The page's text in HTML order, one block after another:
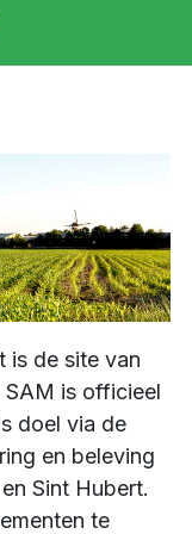
is de site van
is officieel
doel via de
en beleving
Sint Hubert.
te